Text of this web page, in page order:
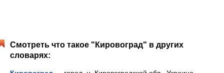
Смотреть что такое "Кировоград" в других
словарях: